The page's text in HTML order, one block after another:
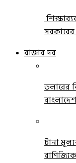
সরকারের
বাজার দর
ডলারের
টানা